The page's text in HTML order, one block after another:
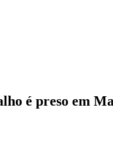
é preso em